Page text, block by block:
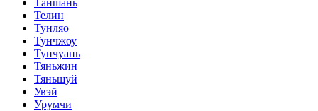
Таншань
Телин
Тунляо
Тунчжоу
Тунчуань
Тяньжин
Тяньшуй
Увэй
Урумчи